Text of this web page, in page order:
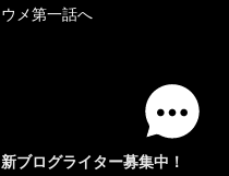
ウメ第一話へ
新ブログライター募集中！